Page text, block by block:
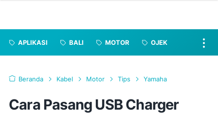
APLIKASI BALI MOTOR OJEK
Beranda Kabel Motor Tips Yamaha
Cara Pasang USB Charger